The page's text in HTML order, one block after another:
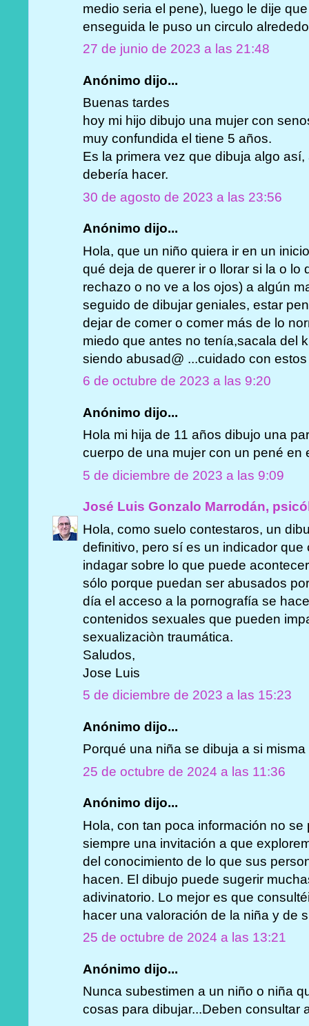
medio seria el pene), luego le dije
enseguida le puso un circulo
27 de junio de 2023 a las 21:48
Anónimo dijo...
Buenas tardes
hoy mi hijo dibujo una mujer con
muy confundida el tiene 5 años.
Es la primera vez que dibuja algo
debería hacer.
30 de agosto de 2023 a las 23:56
Anónimo dijo...
Hola, que un niño quiera ir en un
qué deja de querer ir o llorar si la o lo
rechazo o no ve a los ojos) a algún
seguido de dibujar geniales, estar
dejar de comer o comer más de lo
miedo que antes no tenía,sacala del
siendo abusad@ ...cuidado con
6 de octubre de 2023 a las 9:20
Anónimo dijo...
Hola mi hija de 11 años dibujo una
cuerpo de una mujer con un pené en
5 de diciembre de 2023 a las 9:09
José Luis Gonzalo Marrodán,
Hola, como suelo contestaros, un
definitivo, pero sí es un indicador
indagar sobre lo que puede
sólo porque puedan ser abusados
día el acceso a la pornografía se
contenidos sexuales que pueden
sexualizaciòn traumática.
Saludos,
Jose Luis
5 de diciembre de 2023 a las 15:23
Anónimo dijo...
Porqué una niña se dibuja a si
25 de octubre de 2024 a las 11:36
Anónimo dijo...
Hola, con tan poca información no
siempre una invitación a que
del conocimiento de lo que sus
hacen. El dibujo puede sugerir
adivinatorio. Lo mejor es que
hacer una valoración de la niña y de
25 de octubre de 2024 a las 13:21
Anónimo dijo...
Nunca subestimen a un niño o niña
cosas para dibujar...Deben consultar